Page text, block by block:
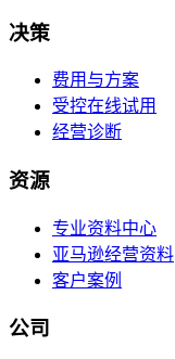
决策
费用与方案
受控在线试用
经营诊断
资源
专业资料中心
亚马逊经营资料
客户案例
公司